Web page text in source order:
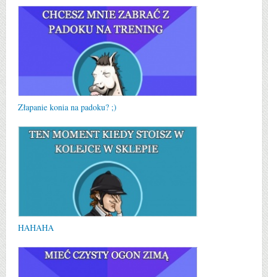
Złapanie konia na padoku? ;)
HAHAHA